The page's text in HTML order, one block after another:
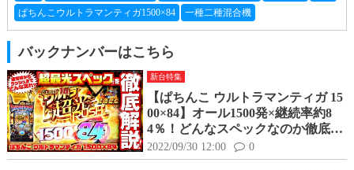
ぱちんこウルトラマンティガ1500×84
一種二種混合機
バックナンバーはこちら
新台特集
【ぱちんこ ウルトラマンティガ 15
00×84】オール1500発×継続率約8
4％！どんなスペックなのか徹底試
打解説！
2022/09/30 12:00 0